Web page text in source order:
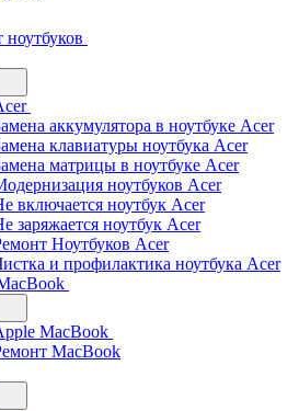
ноутбуков
аккумулятора в ноутбуке Acer
клавиатуры ноутбука Acer
матрицы в ноутбуке Acer
ноутбуков Acer
включается ноутбук Acer
заряжается ноутбук Acer
Ноутбуков Acer
и профилактика ноутбука Acer
MacBook
MacBook